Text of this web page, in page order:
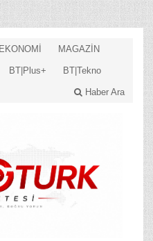
EKONOMİ MAGAZİN
BT|Plus+ BT|Tekno
Haber Ara